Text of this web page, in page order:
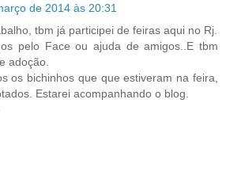
de 2014 às 20:31
tbm já participei de feiras aqui no Rj.
pelo Face ou ajuda de amigos..E tbm
adoção.
os bichinhos que que estiveram na feira,
Estarei acompanhando o blog.